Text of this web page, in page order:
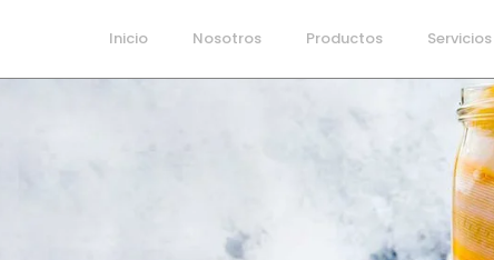
Inicio Nosotros Productos Servicios